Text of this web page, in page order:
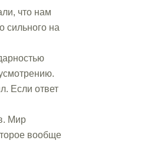
что нам
сильного на
Если ответ
Мир
вообще